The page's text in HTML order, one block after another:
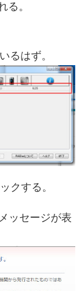
る。
るはず。
クする。
ッセージが表